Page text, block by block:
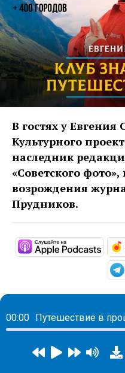
В гостях у Евгения
Культурного
наследник
«Советского
возрождения
Прудников.
00:00